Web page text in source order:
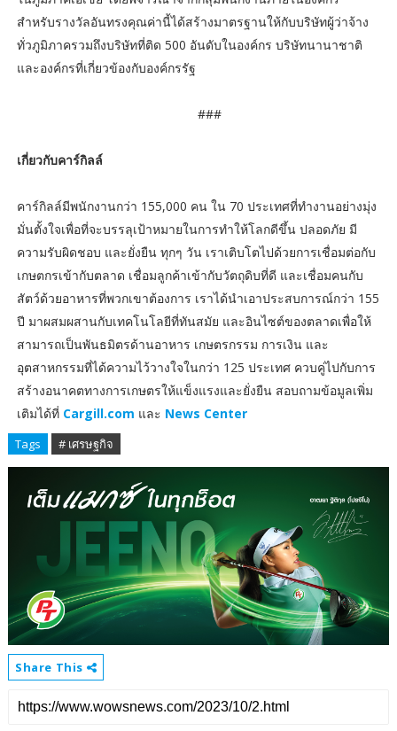
สำหรับรางวัลอันทรงคุณค่านี้ได้สร้างมาตรฐานให้กับบริษัทผู้ว่าจ้าง
ทั่วภูมิภาครวมถึงบริษัทที่ติด 500 อันดับในองค์กร บริษัทนานาชาติ
และองค์กรที่เกี่ยวข้องกับองค์กรรัฐ
###
เกี่ยวกับคาร์กิลล์
คาร์กิลล์มีพนักงานกว่า 155,000 คน ใน 70 ประเทศที่ทำงานอย่างมุ่ง
มั่นตั้งใจเพื่อที่จะบรรลุเป้าหมายในการทำให้โลกดีขึ้น ปลอดภัย มี
ความรับผิดชอบ และยั่งยืน ทุกๆ วัน เราเติบโตไปด้วยการเชื่อมต่อกับ
เกษตกรเข้ากับตลาด เชื่อมลูกค้าเข้ากับวัตถุดิบที่ดี และเชื่อมคนกับ
สัตว์ด้วยอาหารที่พวกเขาต้องการ เราได้นำเอาประสบการณ์กว่า 155
ปี มาผสมผสานกับเทคโนโลยีที่ทันสมัย และอินไซต์ของตลาดเพื่อให้
สามารถเป็นพันธมิตรด้านอาหาร เกษตรกรรม การเงิน และ
อุตสาหกรรมที่ได้ความไว้วางใจในกว่า 125 ประเทศ ควบคู่ไปกับการ
สร้างอนาคตทางการเกษตรให้แข็งแรงและยั่งยืน สอบถามข้อมูลเพิ่ม
เติมได้ที่ Cargill.com และ News Center
Tags # เศรษฐกิจ
Share This